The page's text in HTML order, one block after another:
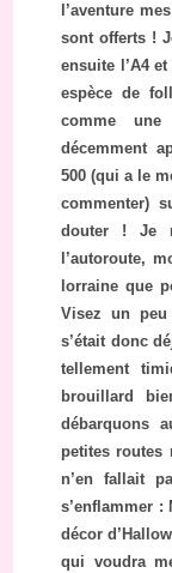
l’aventure
sont offerts !
ensuite l’A4
espèce de
comme
décemment
500 (qui a le
commenter)
douter ! Je
l’autoroute,
lorraine que
Visez un
s’était donc
tellement
brouillard
débarquons
petites routes
n’en fallait
s’enflammer :
décor
qui voudra